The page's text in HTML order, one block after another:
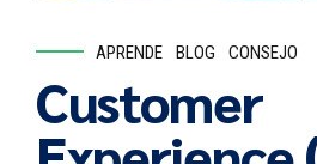
APRENDE BLOG CONSEJO
Customer